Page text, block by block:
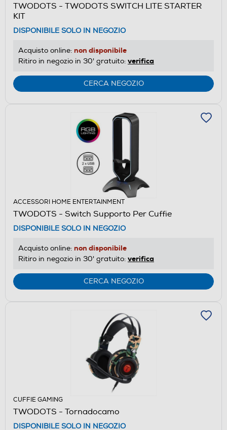
TWODOTS - TWODOTS SWITCH LITE STARTER
KIT
DISPONIBILE SOLO IN NEGOZIO
Acquisto online: non disponibile
Ritiro in negozio in 30' gratuito: verifica
CERCA NEGOZIO
ACCESSORI HOME ENTERTAINMENT
TWODOTS - Switch Supporto Per Cuffie
DISPONIBILE SOLO IN NEGOZIO
Acquisto online: non disponibile
Ritiro in negozio in 30' gratuito: verifica
CERCA NEGOZIO
CUFFIE GAMING
TWODOTS - Tornadocamo
DISPONIBILE SOLO IN NEGOZIO